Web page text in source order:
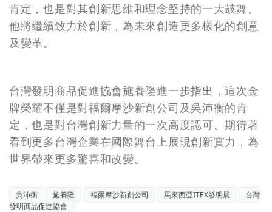
肯定，也是對其創新思維和理念堅持的一大鼓舞。
他將繼續致力於創新，為未來創造更多樣化的創意
及變革。
台灣發明商品促進協會施養隆進一步指出，這次金
牌榮耀不僅是對福爾摩沙新創公司及吳沛衡的肯
定，也是對台灣創新力量的一次高度認可。期待著
看到更多台灣企業在國際舞台上展現創新實力，為
世界帶來更多驚喜和改變。
吳沛衡 施養隆 福爾摩沙新創公司 馬來西亞ITEX發明展
台灣
發明商品促進協會